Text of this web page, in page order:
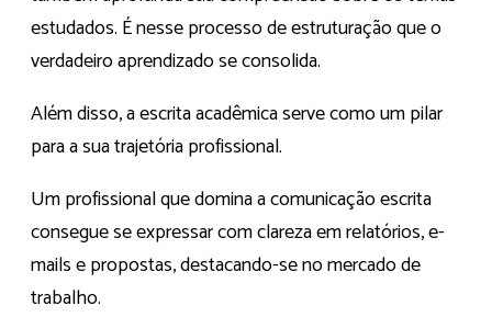
estudados. É nesse processo de estruturação que o
verdadeiro aprendizado se consolida.
Além disso, a escrita acadêmica serve como um pilar
para a sua trajetória profissional.
Um profissional que domina a comunicação escrita
consegue se expressar com clareza em relatórios, e-
mails e propostas, destacando-se no mercado de
trabalho.